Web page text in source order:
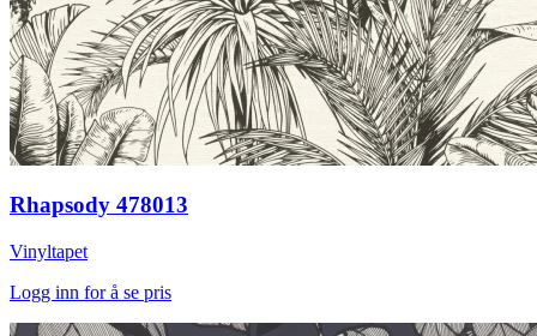
Rhapsody 478013
Vinyltapet
Logg inn for å se pris